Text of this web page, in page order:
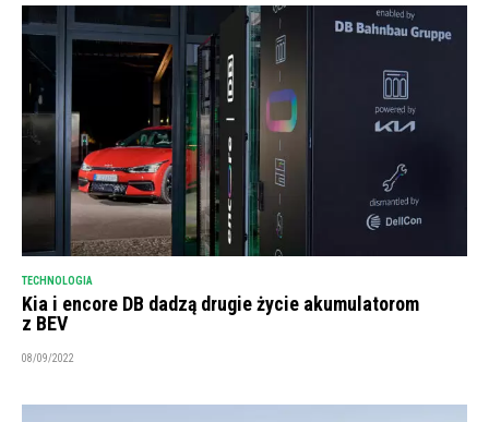
TECHNOLOGIA
Kia i encore DB dadzą drugie życie akumulatorom
z BEV
08/09/2022